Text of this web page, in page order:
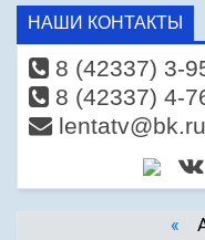
НАШИ КОНТАКТЫ
8 (42337) 3-
8 (42337) 4-
lentatv@bk.ru
«